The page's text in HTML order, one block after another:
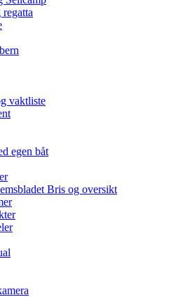
vaktliste
egen båt
Bris og oversikt